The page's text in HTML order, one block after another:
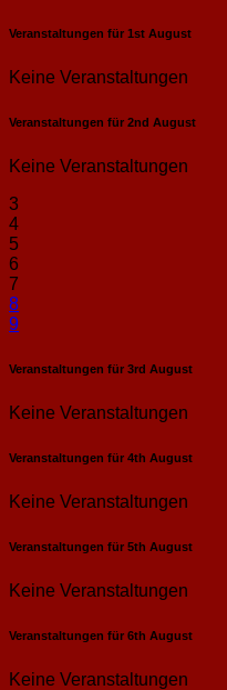
Veranstaltungen für 1st August
Keine Veranstaltungen
Veranstaltungen für 2nd August
Keine Veranstaltungen
3
4
5
6
7
8
9
Veranstaltungen für 3rd August
Keine Veranstaltungen
Veranstaltungen für 4th August
Keine Veranstaltungen
Veranstaltungen für 5th August
Keine Veranstaltungen
Veranstaltungen für 6th August
Keine Veranstaltungen